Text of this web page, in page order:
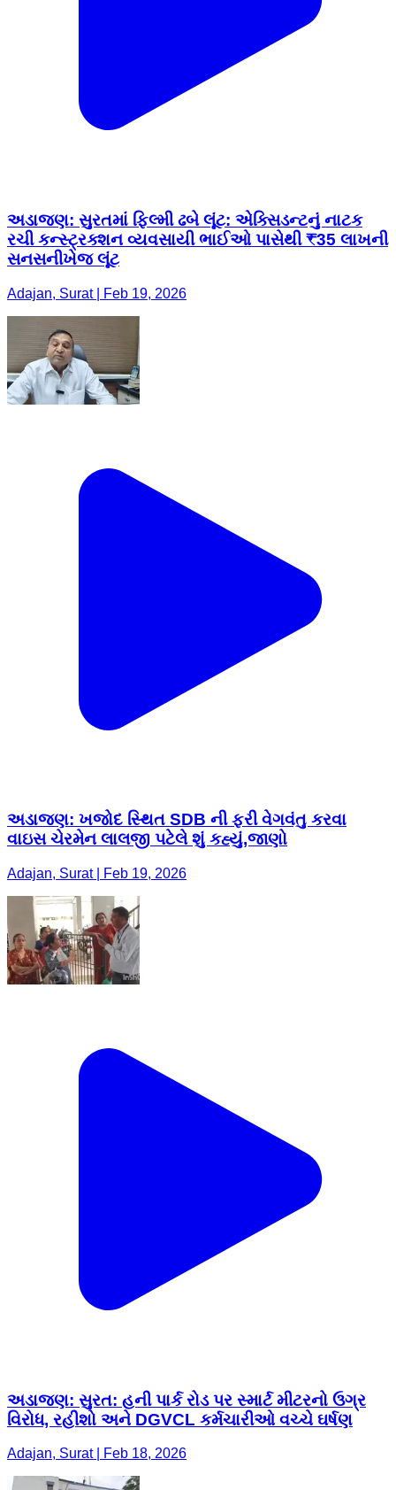
અડાજણ: ​સુરતમાં ફિલ્મી ઢબે લૂંટ: એક્સિડન્ટનું નાટક
રચી કન્સ્ટ્રક્શન વ્યવસાયી ભાઈઓ પાસેથી ₹35 લાખની
સનસનીખેજ લૂંટ
Adajan, Surat | Feb 19, 2026
અડાજણ: ખજોદ સ્થિત SDB ની ફરી વેગવંતુ કરવા
વાઇસ ચેરમેન લાલજી પટેલે શું કહ્યું,જાણો
Adajan, Surat | Feb 19, 2026
અડાજણ: ​સુરત: હની પાર્ક રોડ પર સ્માર્ટ મીટરનો ઉગ્ર
વિરોધ, રહીશો અને DGVCL કર્મચારીઓ વચ્ચે ઘર્ષણ
Adajan, Surat | Feb 18, 2026